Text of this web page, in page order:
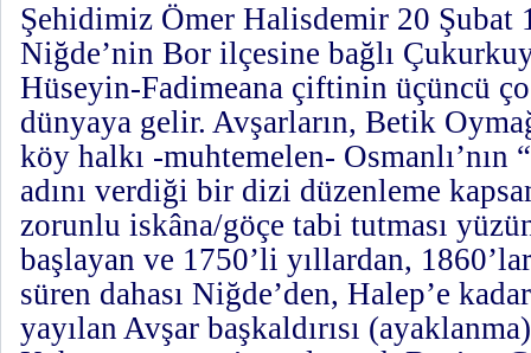
Şehidimiz Ömer Halisdemir 20 Şubat
Niğde’nin Bor ilçesine bağlı
Hüseyin-Fadimeana çiftinin üçüncü
dünyaya gelir. Avşarların, Betik
köy halkı -muhtemelen- Osmanlı’nın
adını verdiği bir dizi düzenleme
zorunlu iskâna/göçe tabi tutması
başlayan ve 1750’li yıllardan,
süren dahası Niğde’den, Halep’e
yayılan Avşar başkaldırısı